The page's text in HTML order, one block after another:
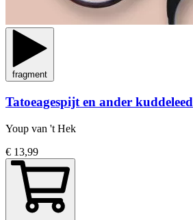
fragment
Tatoeagespijt en ander kuddeleed
Youp van 't Hek
€ 13,99